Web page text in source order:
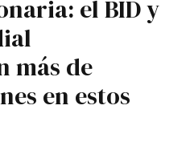
el BID y
más de
en estos